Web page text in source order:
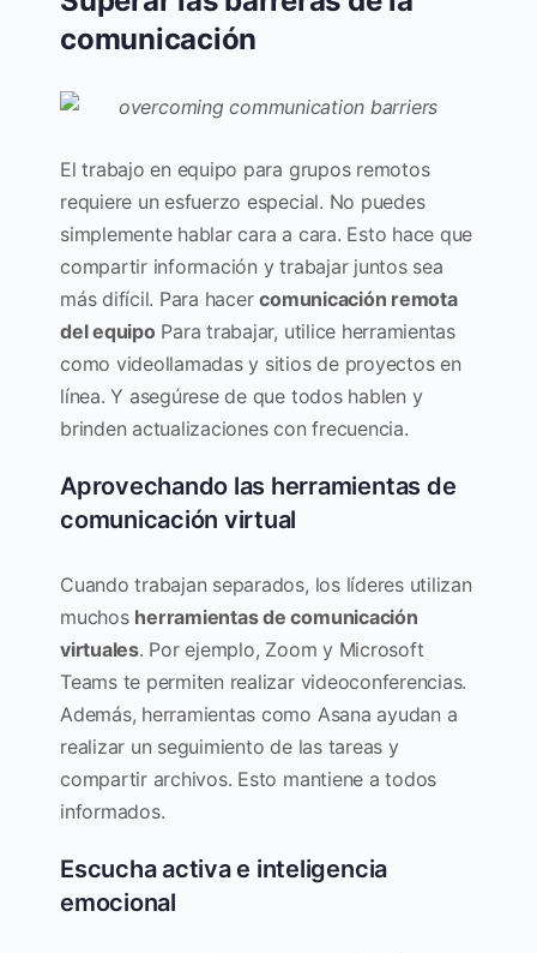
comunicación
El trabajo en equipo para grupos remotos
requiere un esfuerzo especial. No puedes
simplemente hablar cara a cara. Esto hace que
compartir información y trabajar juntos sea
más difícil. Para hacercomunicación remota
del equipo Para trabajar, utilice herramientas
como videollamadas y sitios de proyectos en
línea. Y asegúrese de que todos hablen y
brinden actualizaciones con frecuencia.
Aprovechando las herramientas de
comunicación virtual
Cuando trabajan separados, los líderes utilizan
muchos herramientas de comunicación
virtuales. Por ejemplo, Zoom y Microsoft
Teams te permiten realizar videoconferencias.
Además, herramientas como Asana ayudan a
realizar un seguimiento de las tareas y
compartir archivos. Esto mantiene a todos
informados.
Escucha activa e inteligencia
emocional